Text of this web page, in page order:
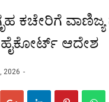
ಕಚೇರಿಗೆ
ಆದೇಶ
2026